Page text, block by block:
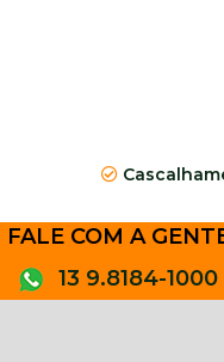
FALE COM A
13 9.8184-1000